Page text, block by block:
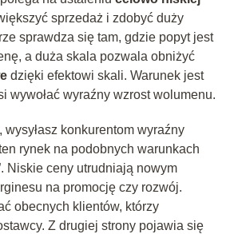
sprzedaż i zdobyć duży
sprawdza się tam, gdzie popyt jest
a duża skala pozwala obniżyć
dzięki efektowi skali. Warunek jest
wywołać wyraźny wzrost wolumenu.
konkurentom wyraźny
rynek na podobnych warunkach
Niskie ceny utrudniają nowym
na promocję czy rozwój.
obecnych klientów, którzy
Z drugiej strony pojawia się